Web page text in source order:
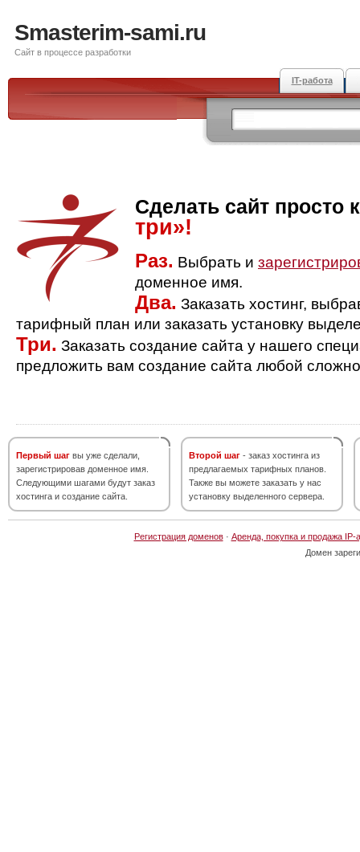
Smasterim-sami.ru
Сайт в процессе разработки
IT-работа
Сделать сайт просто
три»!
Раз. Выбрать и
доменное имя.
Два. Заказать хостинг,
тарифный план или заказать установку
Три. Заказать создание сайта у нашего
предложить вам создание сайта любой
Первый шаг вы уже сделали,
зарегистрировав доменное имя.
Следующими шагами будут заказ
хостинга и создание сайта.
Второй шаг - заказ хостинга из
предлагаемых тарифных планов.
Также вы можете заказать у нас
установку выделенного сервера.
Регистрация доменов· Аренда, покупка и продажа IP-
Домен